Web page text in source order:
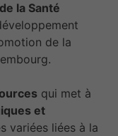
la Santé
de la
qui met à
et
variées liées à la